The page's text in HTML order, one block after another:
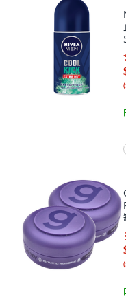
(
(